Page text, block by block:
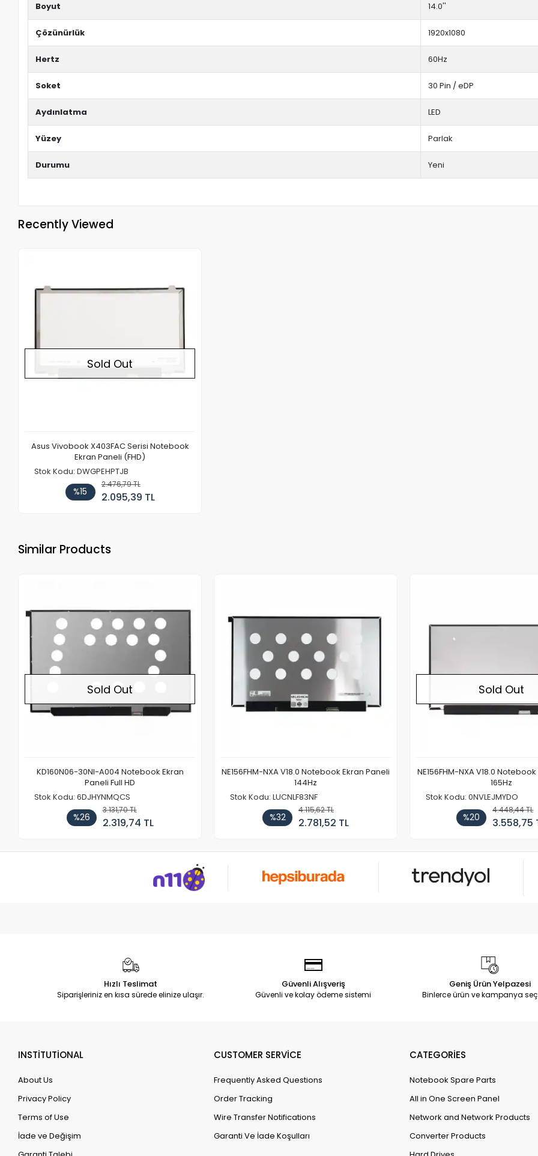
Boyut 14.0''
Çözünürlük 1920x1080
Hertz 60Hz
Soket 30 Pin / eDP
Aydınlatma LED
Yüzey Parlak
Durumu Yeni
Recently Viewed
Sold Out
Asus Vivobook X403FAC Serisi Notebook
Ekran Paneli (FHD)
Stok Kodu: DWGPEHPTJB
%15
2.476,79 TL
2.095,39 TL
Similar Products
Sold Out
KD160N06-30NI-A004 Notebook Ekran
Paneli Full HD
Stok Kodu: 6DJHYNMQCS
%26
3.131,70 TL
2.319,74 TL
NE156FHM-NXA V18.0 Notebook Ekran Paneli
144Hz
Stok Kodu: LUCNLF83NF
%32
4.115,62 TL
2.781,52 TL
Sold Out
NE156FHM-NXA V18.0
165Hz
Stok Kodu: 0NVLEJMYDO
%20
4.448,44 TL
3.558,75
Hızlı Teslimat
Siparişleriniz en kısa sürede elinize ulaşır.
Güvenli Alışveriş
Güvenli ve kolay ödeme sistemi
Geniş Ürün Yelpazesi
Binlerce ürün ve kampanya
INSTİTUTİONAL
About Us
Privacy Policy
Terms of Use
İade ve Değişim
CUSTOMER SERVİCE
Frequently Asked Questions
Order Tracking
Wire Transfer Notifications
Garanti Ve İade Koşulları
CATEGORİES
Notebook Spare Parts
All in One Screen Panel
Network and Network Products
Converter Products